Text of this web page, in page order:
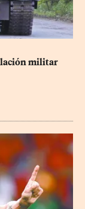
militar